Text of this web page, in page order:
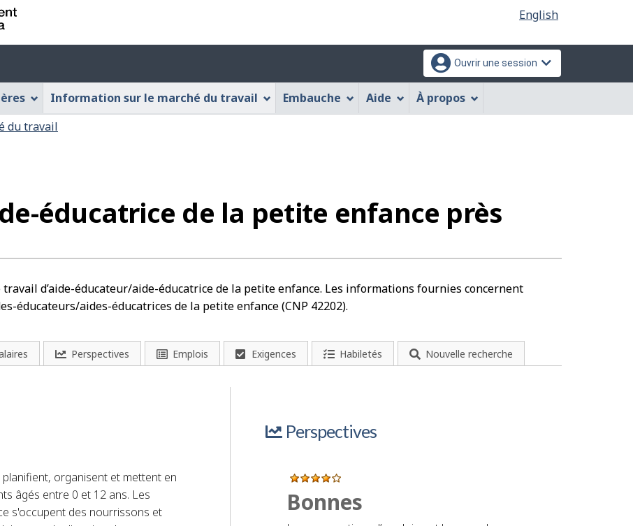
de
cette
application
HTML
simplifiée
Sélection
de
la
langue
English
des
paramètres
Ouvrir une session
Information sur le marché du travail Embauche Aide À propos
du travail
éducatrice de la petite enfance près
d’aide-éducateur/aide-éducatrice de la petite enfance. Les informations fournies concernent
éducateurs/aides-éducatrices de la petite enfance (CNP 42202).
Perspectives Emplois Exigences Habiletés Nouvelle recherche
organisent et mettent en
âgés entre 0 et 12 ans. Les
s'occupent des nourrissons et
Perspectives
Bonnes